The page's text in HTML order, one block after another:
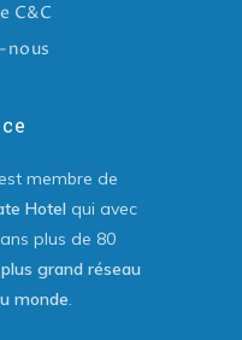
C&C
nous
membre de
Hotel qui avec
plus de 80
grand réseau
monde.